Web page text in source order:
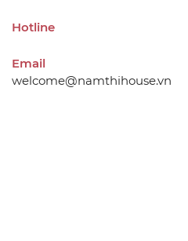
Hotline
Email
welcome@namthihouse.vn